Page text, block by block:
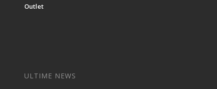
Outlet
ULTIME NEWS